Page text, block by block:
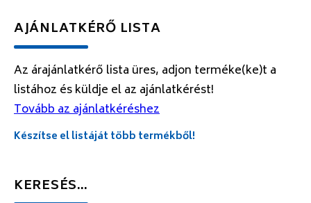
AJÁNLATKÉRŐ LISTA
Az árajánlatkérő lista üres, adjon terméke(ke)t a
listához és küldje el az ajánlatkérést!
Tovább az ajánlatkéréshez
Készítse el listáját több termékből!
KERESÉS…